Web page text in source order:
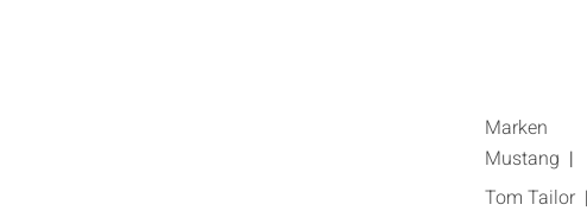
Marken
Mustang
Tom Tailor